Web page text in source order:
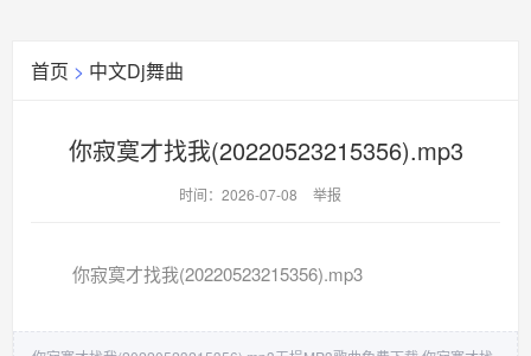
首页 > 中文Dj舞曲
你寂寞才找我(20220523215356).mp3
时间：2026-07-08 举报
你寂寞才找我(20220523215356).mp3